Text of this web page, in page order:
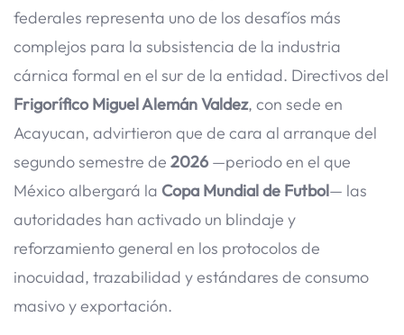
federales representa uno de los desafíos más
complejos para la subsistencia de la industria
cárnica formal en el sur de la entidad. Directivos del
Frigorífico Miguel Alemán Valdez, con sede en
Acayucan, advirtieron que de cara al arranque del
segundo semestre de 2026 —periodo en el que
México albergará la Copa Mundial de Futbol— las
autoridades han activado un blindaje y
reforzamiento general en los protocolos de
inocuidad, trazabilidad y estándares de consumo
masivo y exportación.